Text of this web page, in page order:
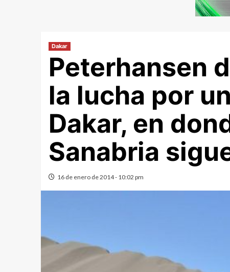
Dakar
Peterhansen
la lucha por
Dakar, en
Sanabria
16 de enero de 2014 - 10:02 pm